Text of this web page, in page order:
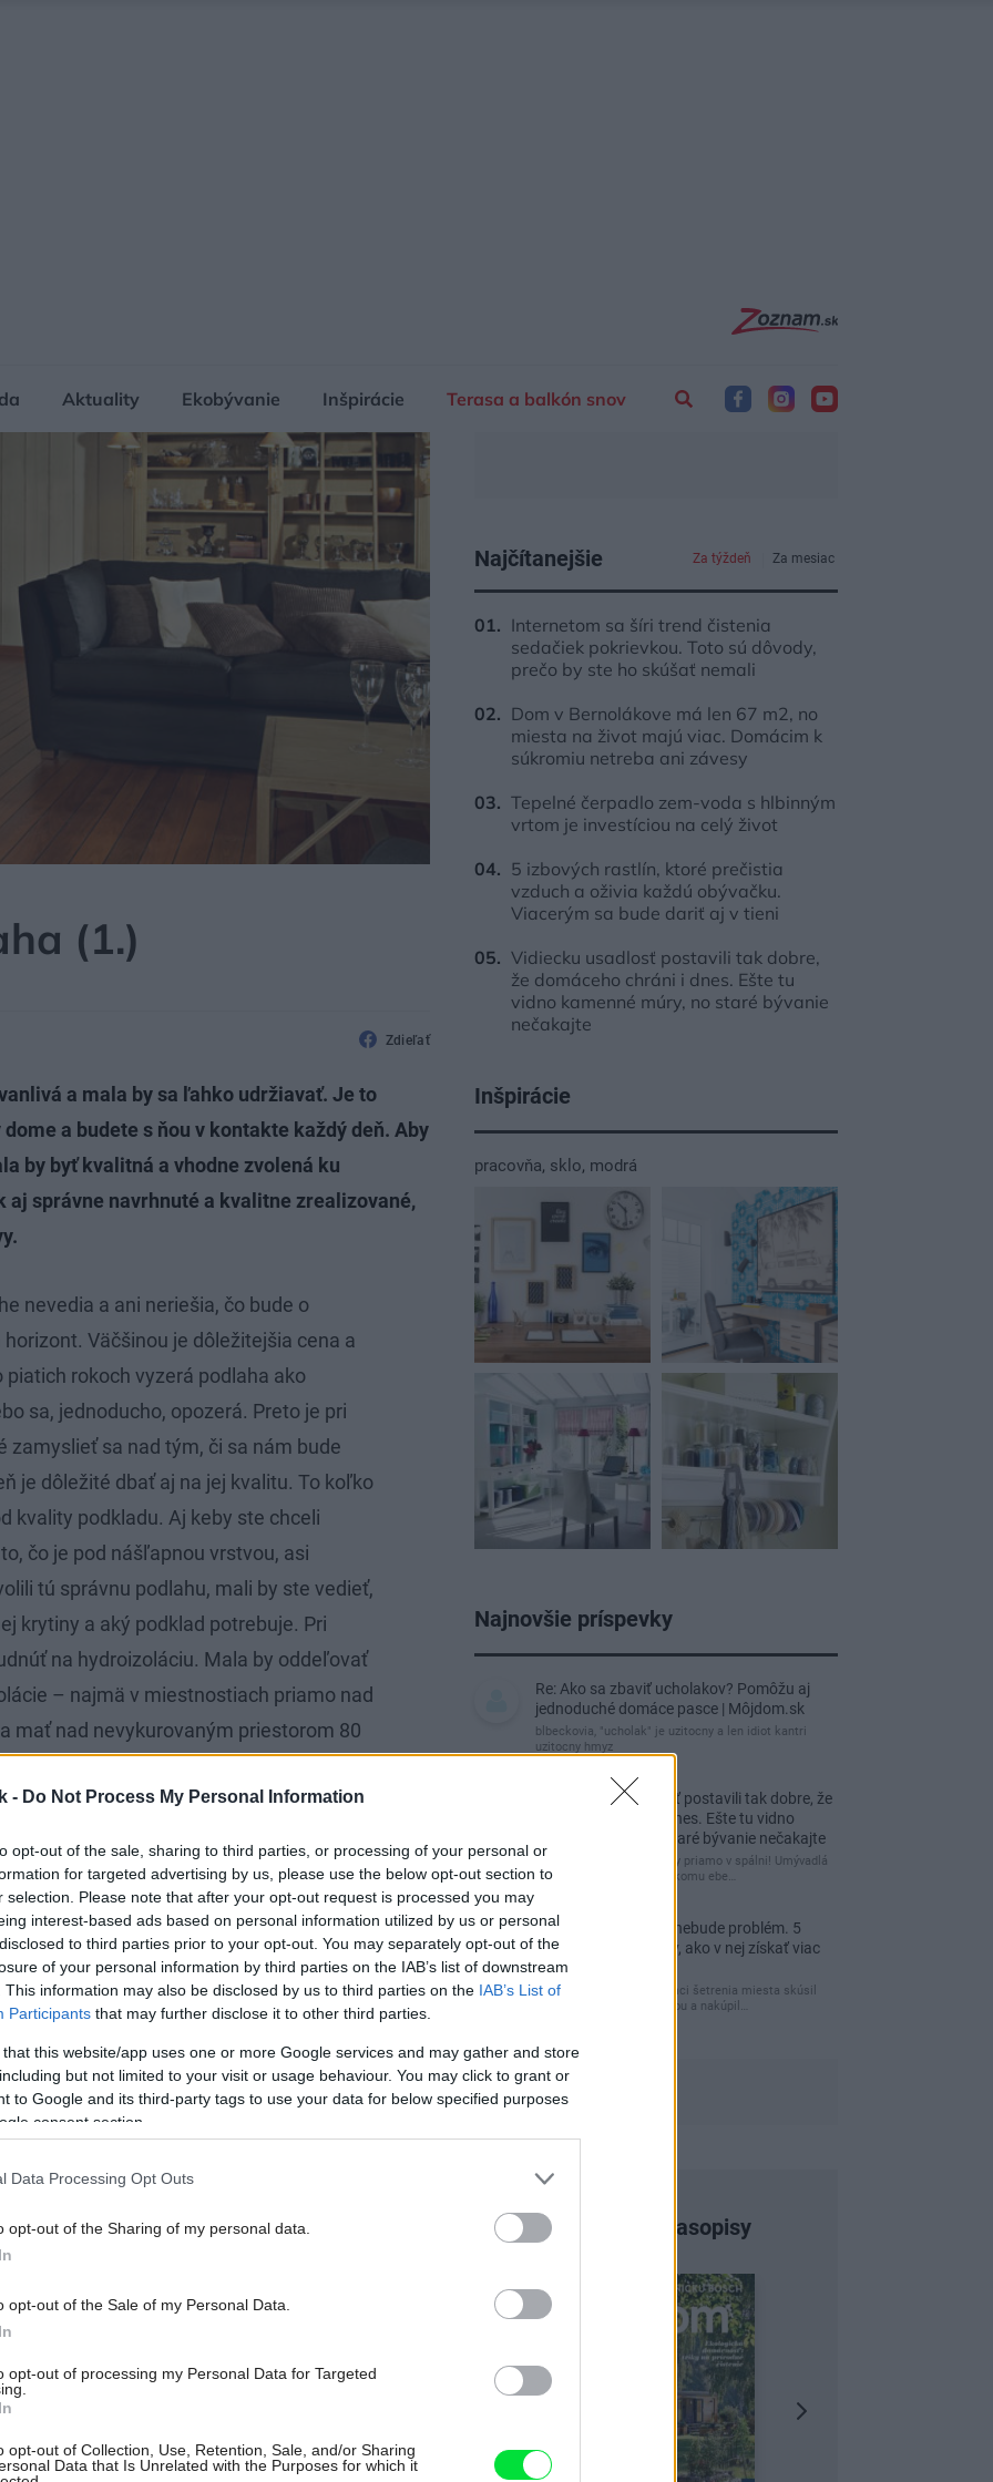
- Do Not Process My Personal Information
opt-out of the sale, sharing to third parties, or processing of your personal or
for targeted advertising by us, please use the below opt-out section to
selection. Please note that after your opt-out request is processed you may
interest-based ads based on personal information utilized by us or personal
to third parties prior to your opt-out. You may separately opt-out of the
of your personal information by third parties on the IAB’s list of downstream
This information may also be disclosed by us to third parties on the IAB’s List of
Participants that may further disclose it to other third parties.
that this website/app uses one or more Google services and may gather and store
but not limited to your visit or usage behaviour. You may click to grant or
to Google and its third-party tags to use your data for below specified purposes
consent section.
Data Processing Opt Outs
opt-out of the Sharing of my personal data.
opt-out of the Sale of my Personal Data.
opt-out of processing my Personal Data for Targeted
opt-out of Collection, Use, Retention, Sale, and/or Sharing
Data that Is Unrelated with the Purposes for which it
Aktuality Ekobývanie Inšpirácie Terasa a balkón snov
(1.)
Zdieľať
a mala by sa ľahko udržiavať. Je to
a budete s ňou v kontakte každý deň. Aby
by byť kvalitná a vhodne zvolená ku
správne navrhnuté a kvalitne zrealizované,
nevedia a ani neriešia, čo bude o
Väčšinou je dôležitejšia cena a
rokoch vyzerá podlaha ako
sa, jednoducho, opozerá. Preto je pri
zamyslieť sa nad tým, či sa nám bude
je dôležité dbať aj na jej kvalitu. To koľko
kvality podkladu. Aj keby ste chceli
čo je pod nášľapnou vrstvou, asi
tú správnu podlahu, mali by ste vedieť,
krytiny a aký podklad potrebuje. Pri
na hydroizoláciu. Mala by oddeľovať
– najmä v miestnostiach priamo nad
mať nad nevykurovaným priestorom 80
nad exteriérom 100 až 150 mm, pričom
izolácia minimálne 50 mm a nad
mm, podľa hĺbky zapustenia
izoláciu sa ukladá roznášacia
a rovnomerne rozložiť zaťaženie.
podľa roznášacej vrstvy delia na
mokrým procesom (roznášacia
suchým spôsobom (montážou
sadrovlákna, drevotriesky,
Najčítanejšie Za týždeň Za mesiac
Internetom sa šíri trend čistenia
sedačiek pokrievkou. Toto sú dôvody,
prečo by ste ho skúšať nemali
Dom v Bernolákove má len 67 m2, no
miesta na život majú viac. Domácim k
súkromiu netreba ani závesy
Tepelné čerpadlo zem-voda s hlbinným
vrtom je investíciou na celý život
5 izbových rastlín, ktoré prečistia
vzduch a oživia každú obývačku.
Viacerým sa bude dariť aj v tieni
Vidiecku usadlosť postavili tak dobre,
že domáceho chráni i dnes. Ešte tu
vidno kamenné múry, no staré bývanie
nečakajte
Inšpirácie
pracovňa, sklo, modrá
Najnovšie príspevky
Re: Ako sa zbaviť ucholakov? Pomôžu aj
jednoduché domáce pasce | Môjdom.sk
blbeckovia, "ucholak" je uzitocny a len idiot kantri
uzitocny hmyz
Re: Vidiecku usadlosť postavili tak dobre, že
domáceho chráni i dnes. Ešte tu vidno
kamenné múry, no staré bývanie nečakajte
čakám kedy budú wc misy priamo v spálni! Umývadlá
už sú štandardom! Tu niekomu ebe…
Re: Tesná spálňa už nebude problém. 5
praktických nápadov, ako v nej získať viac
úložného miesta
Ja som pred časom v rámci šetrenia miesta skúsil
využiť priestor pod posteľou a nakúpil…
Najnovšie časopisy